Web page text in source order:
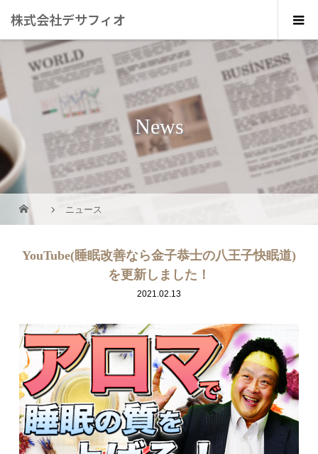
株式会社デサフィオ
News
ニュース
YouTube(睡眠改善なら金子恭士の八王子快眠道)
を更新しました！
2021.02.13